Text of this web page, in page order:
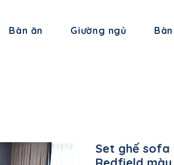
Bàn ăn Giường ngủ
Set ghế sofa